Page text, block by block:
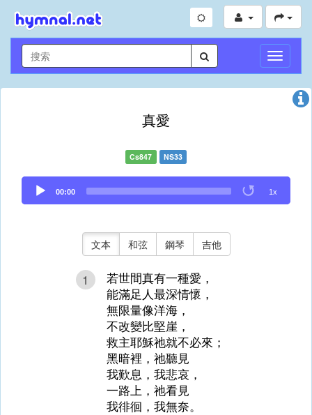
切
換
導
真愛
Cs847 NS33
Audio
Player
00:00 1x
文本 和弦 鋼琴 吉他
1
若世間真有一種愛，
能滿足人最深情懷，
無限量像洋海，
不改變比堅崖，
救主耶穌祂就不必來；
黑暗裡，祂聽見
我歎息，我悲哀，
一路上，祂看見
我徘徊，我無奈。